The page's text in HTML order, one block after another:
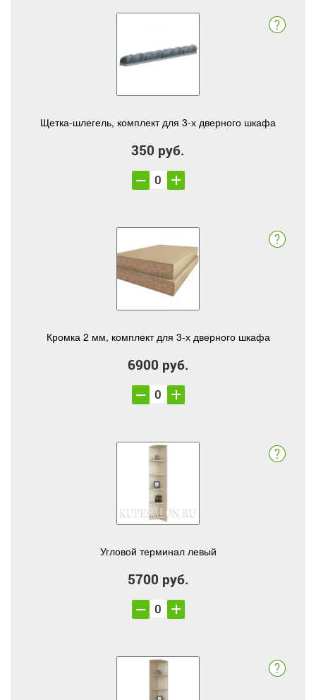
Щетка-шлегель, комплект для 3-х дверного шкафа
350 руб.
Кромка 2 мм, комплект для 3-х дверного шкафа
6900 руб.
Угловой терминал левый
5700 руб.